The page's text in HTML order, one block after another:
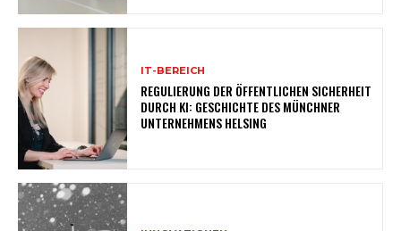
IT-BEREICH
REGULIERUNG DER ÖFFENTLICHEN SICHERHEIT
DURCH KI: GESCHICHTE DES MÜNCHNER
UNTERNEHMENS HELSING